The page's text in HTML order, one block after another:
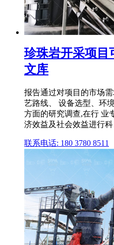
珍珠岩开采项目
文库
报告通过对项目的市场
艺路线、 设备选型、环
方面的研究调查,在行 业
济效益及社会效益进行科
联系电话: 180 3780 8511